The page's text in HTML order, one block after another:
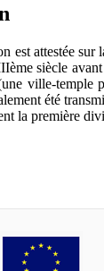
est attestée sur
siècle
ville-temple
été
la première